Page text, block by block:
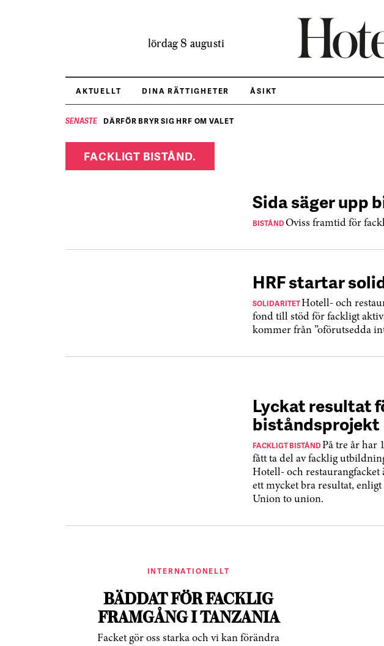
lördag 8 augusti
AKTUELLT DINA RÄTTIGHETER ÅSIKT
SENASTE DÄRFÖR BRYR SIG HRF OM VALET
FACKLIGT BISTÅND.
Sida säger upp
BISTÅNDOviss framtid för
HRF startar
SOLIDARITETHotell- och
fond till stöd för fackligt
kommer från ”oförutsedda
Lyckat resultat
biståndsprojekt
FACKLIGT BISTÅNDPå tre år har
fått ta del av facklig
Hotell- och restaurangfacket
ett mycket bra resultat,
Union to union.
INTERNATIONELLT
BÄDDAT FÖR FACKLIG
FRAMGÅNG I TANZANIA
Facket gör oss starka och vi kan förändra